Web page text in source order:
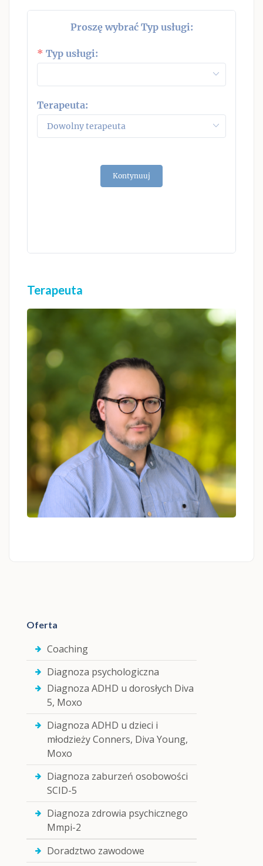
Proszę wybrać Typ usługi:
Typ usługi:
Terapeuta:
Kontynuuj
Terapeuta
Oferta
Coaching
Diagnoza psychologiczna
Diagnoza ADHD u dorosłych Diva
5, Moxo
Diagnoza ADHD u dzieci i
młodzieży Conners, Diva Young,
Moxo
Diagnoza zaburzeń osobowości
SCID-5
Diagnoza zdrowia psychicznego
Mmpi-2
Doradztwo zawodowe